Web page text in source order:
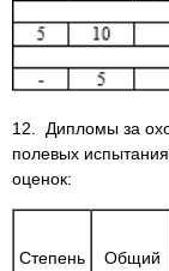
12. Дипломы за
полевых
оценок:
Степень
Общий